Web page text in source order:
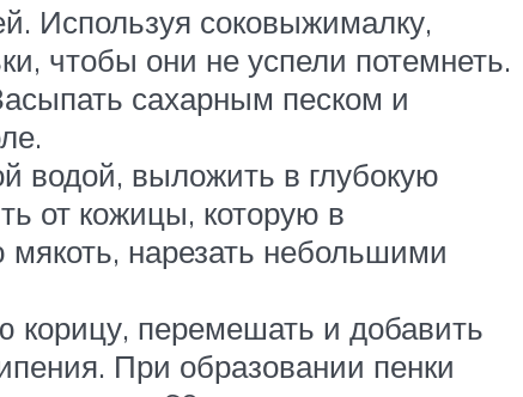
Используя соковыжималку,
чтобы они не успели потемнеть.
сахарным песком и
водой, выложить в глубокую
от кожицы, которую в
нарезать небольшими
корицу, перемешать и добавить
При образовании пенки